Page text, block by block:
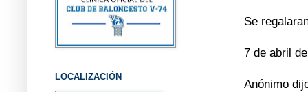
Se
7 de abril
Anónimo
LOCALIZACIÓN